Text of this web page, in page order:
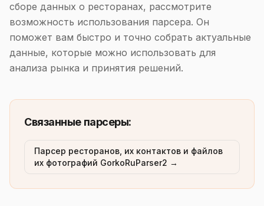
сборе данных о ресторанах, рассмотрите
возможность использования парсера. Он
поможет вам быстро и точно собрать актуальные
данные, которые можно использовать для
анализа рынка и принятия решений.
Связанные парсеры:
Парсер ресторанов, их контактов и файлов
их фотографий GorkoRuParser2 →